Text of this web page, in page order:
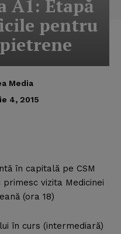
A1: Etapă
pentru
Media
4, 2015
în capitală pe CSM
vizita Medicinei
(ora 18)
în curs (intermediară)